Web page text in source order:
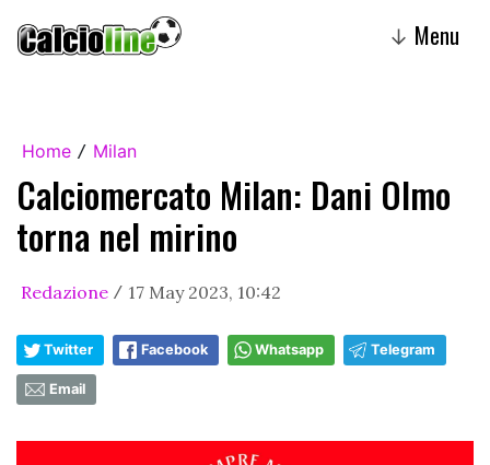
↓ Menu
Home / Milan
Calciomercato Milan: Dani Olmo
torna nel mirino
Redazione / 17 May 2023, 10:42
Twitter Facebook Whatsapp Telegram
Email